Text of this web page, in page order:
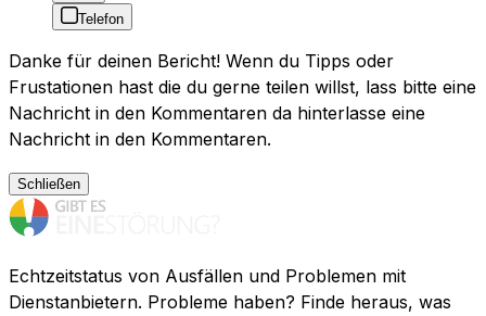
Telefon
Danke für deinen Bericht! Wenn du Tipps oder
Frustationen hast die du gerne teilen willst, lass bitte eine
Nachricht in den Kommentaren da hinterlasse eine
Nachricht in den Kommentaren.
Schließen
Echtzeitstatus von Ausfällen und Problemen mit
Dienstanbietern. Probleme haben? Finde heraus, was